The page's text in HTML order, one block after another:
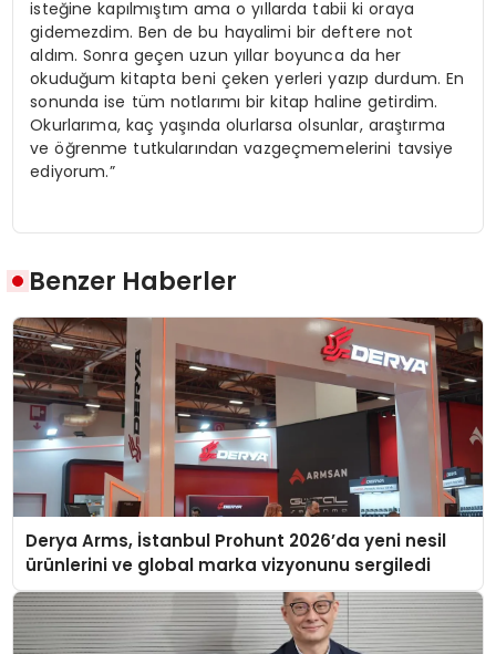
isteğine kapılmıştım ama o yıllarda tabii ki oraya
gidemezdim. Ben de bu hayalimi bir deftere not
aldım. Sonra geçen uzun yıllar boyunca da her
okuduğum kitapta beni çeken yerleri yazıp durdum. En
sonunda ise tüm notlarımı bir kitap haline getirdim.
Okurlarıma, kaç yaşında olurlarsa olsunlar, araştırma
ve öğrenme tutkularından vazgeçmemelerini tavsiye
ediyorum.”
Benzer Haberler
Derya Arms, İstanbul Prohunt 2026’da yeni nesil
ürünlerini ve global marka vizyonunu sergiledi